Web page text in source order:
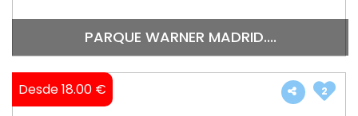
PARQUE WARNER MADRID....
Desde 18.00 € 2